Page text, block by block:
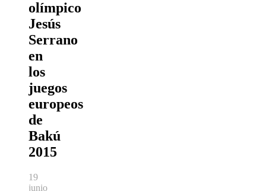
olímpico
Jesús
Serrano
en
los
juegos
europeos
de
Bakú
2015
19
junio